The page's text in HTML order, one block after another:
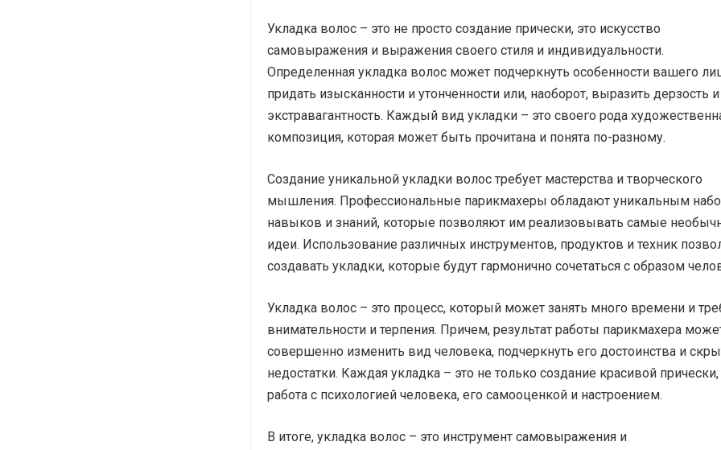
Укладка волос – это не просто создание прически, это искусство
самовыражения и выражения своего стиля и индивидуальности.
Определенная укладка волос может подчеркнуть особенности вашего
придать изысканности и утонченности или, наоборот, выразить дерзость и
экстравагантность. Каждый вид укладки – это своего рода
композиция, которая может быть прочитана и понята по-разному.
Создание уникальной укладки волос требует мастерства и творческого
мышления. Профессиональные парикмахеры обладают уникальным
навыков и знаний, которые позволяют им реализовывать самые
идеи. Использование различных инструментов, продуктов и техник
создавать укладки, которые будут гармонично сочетаться с образом
Укладка волос – это процесс, который может занять много времени и
внимательности и терпения. Причем, результат работы парикмахера
совершенно изменить вид человека, подчеркнуть его достоинства и
недостатки. Каждая укладка – это не только создание красивой
работа с психологией человека, его самооценкой и настроением.
В итоге, укладка волос – это инструмент самовыражения и